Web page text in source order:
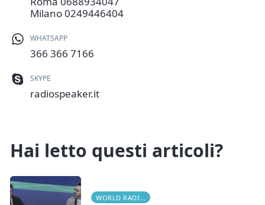
Milano0249446404
WHATSAPP
366 366 7166
SKYPE
radiospeaker.it
Hai letto questi articoli?